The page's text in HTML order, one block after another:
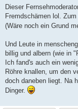
Dieser
Fremdschämen lol.
(Wäre noch ein Grund
Und Leute in
billig und albern (wie in
Ich fand's auch ein
Röhre knallen, um den
doch daneben liegt. Na
Dinger.